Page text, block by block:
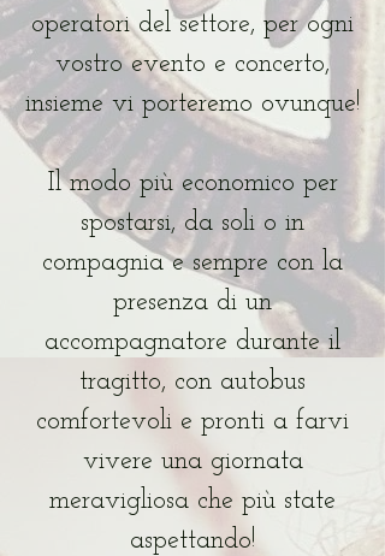
operatori del settore, per ogni
vostro evento e concerto,
insieme vi porteremo ovunque!
Il modo più economico per
spostarsi, da soli o in
compagnia e sempre con la
presenza di un
accompagnatore durante il
tragitto, con autobus
comfortevoli e pronti a farvi
vivere una giornata
meravigliosa che più state
aspettando!